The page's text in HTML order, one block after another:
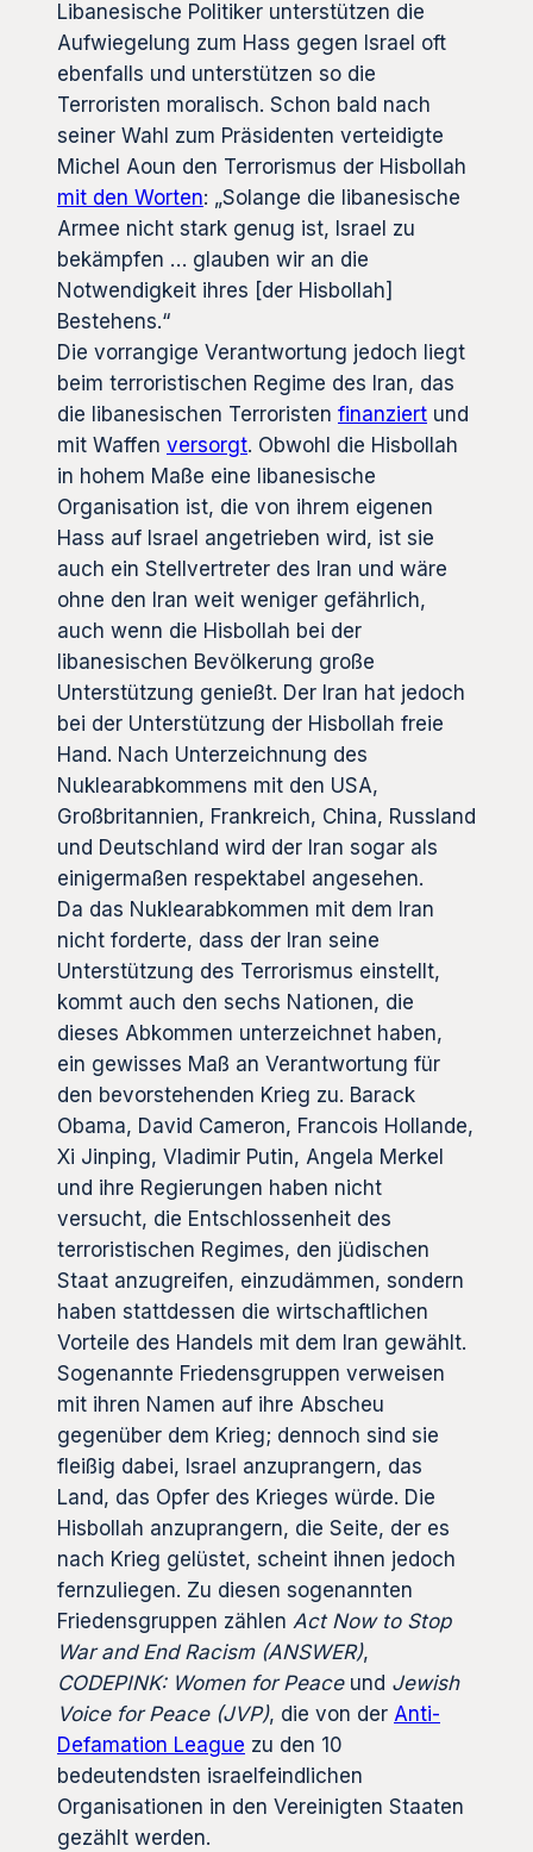
Libanesische Politiker unterstützen die
Aufwiegelung zum Hass gegen Israel oft
ebenfalls und unterstützen so die
Terroristen moralisch. Schon bald nach
seiner Wahl zum Präsidenten verteidigte
Michel Aoun den Terrorismus der Hisbollah
mit den Worten: „Solange die libanesische
Armee nicht stark genug ist, Israel zu
bekämpfen … glauben wir an die
Notwendigkeit ihres [der Hisbollah]
Bestehens.“
Die vorrangige Verantwortung jedoch liegt
beim terroristischen Regime des Iran, das
die libanesischen Terroristen finanziert und
mit Waffen versorgt. Obwohl die Hisbollah
in hohem Maße eine libanesische
Organisation ist, die von ihrem eigenen
Hass auf Israel angetrieben wird, ist sie
auch ein Stellvertreter des Iran und wäre
ohne den Iran weit weniger gefährlich,
auch wenn die Hisbollah bei der
libanesischen Bevölkerung große
Unterstützung genießt. Der Iran hat jedoch
bei der Unterstützung der Hisbollah freie
Hand. Nach Unterzeichnung des
Nuklearabkommens mit den USA,
Großbritannien, Frankreich, China, Russland
und Deutschland wird der Iran sogar als
einigermaßen respektabel angesehen.
Da das Nuklearabkommen mit dem Iran
nicht forderte, dass der Iran seine
Unterstützung des Terrorismus einstellt,
kommt auch den sechs Nationen, die
dieses Abkommen unterzeichnet haben,
ein gewisses Maß an Verantwortung für
den bevorstehenden Krieg zu. Barack
Obama, David Cameron, Francois Hollande,
Xi Jinping, Vladimir Putin, Angela Merkel
und ihre Regierungen haben nicht
versucht, die Entschlossenheit des
terroristischen Regimes, den jüdischen
Staat anzugreifen, einzudämmen, sondern
haben stattdessen die wirtschaftlichen
Vorteile des Handels mit dem Iran gewählt.
Sogenannte Friedensgruppen verweisen
mit ihren Namen auf ihre Abscheu
gegenüber dem Krieg; dennoch sind sie
fleißig dabei, Israel anzuprangern, das
Land, das Opfer des Krieges würde. Die
Hisbollah anzuprangern, die Seite, der es
nach Krieg gelüstet, scheint ihnen jedoch
fernzuliegen. Zu diesen sogenannten
Friedensgruppen zählen Act Now to Stop
War and End Racism (ANSWER),
CODEPINK: Women for Peaceund Jewish
Voice for Peace (JVP), die von der Anti-
Defamation League zu den 10
bedeutendsten israelfeindlichen
Organisationen in den Vereinigten Staaten
gezählt werden.